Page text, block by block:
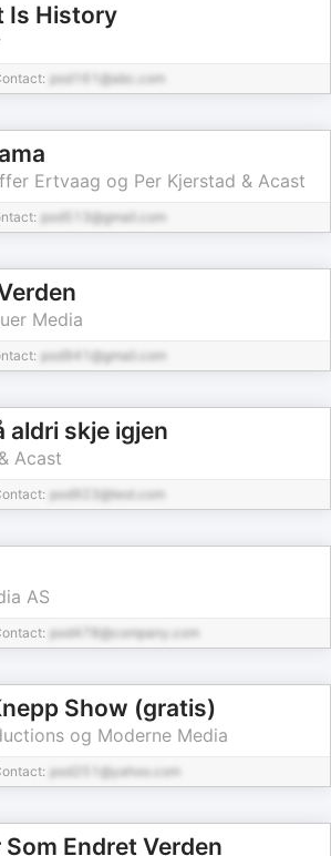
Is History
pod161@abc.com
Ertvaag og Per Kjerstad & Acast
pod513@gmail.com
Media
pod941@gmail.com
aldri skje igjen
Acast
pod923@test.com
AS
pod478@company.com
Show (gratis)
og Moderne Media
pod251@yahoo.com
Endret Verden